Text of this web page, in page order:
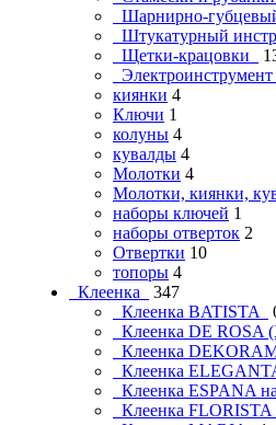
Шарнирно-
Штукатурный
Щетки-крацовки
Электроинструмент
киянки 4
Ключи 1
колуны 4
кувалды 4
Молотки 4
Молотки, киянки,
наборы ключей 1
наборы отверток 2
Отвертки 10
топоры 4
Клеенка
347
Клеенка BATISTA
Клеенка DE ROSA
Клеенка
Клеенка
Клеенка ESPANA
Клеенка FLORISTA